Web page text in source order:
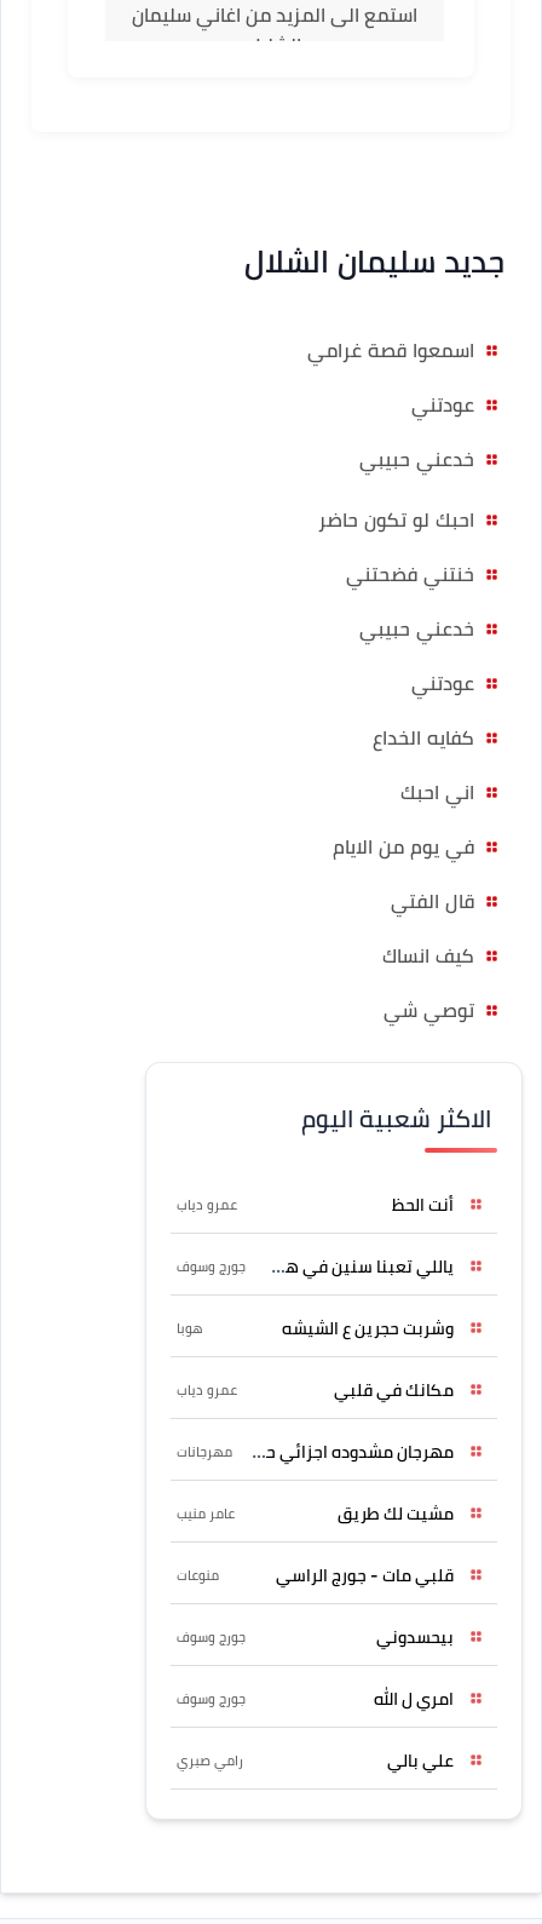
استمع الى المزيد من اغاني سليمان
الشلال
جديد سليمان الشلال
اسمعوا قصة غرامي
عودتني
خدعني حبيبي
احبك لو تكون حاضر
خنتني فضحتني
خدعني حبيبي
عودتني
كفايه الخداع
اني احبك
في يوم من الايام
قال الفتي
كيف انساك
توصي شي
الاكثر شعبية اليوم
أنت الحظ عمرو دياب
ياللي تعبنا سنين في هواه جورج وسوف
وشربت حجرين ع الشيشه هوبا
مكانك في قلبي عمرو دياب
مهرجان مشدوده اجزائي حربونى مهرجانات
مشيت لك طريق عامر منيب
قلبي مات - جورج الراسي منوعات
بيحسدوني جورج وسوف
امري ل الله جورج وسوف
علي بالي رامي صبري